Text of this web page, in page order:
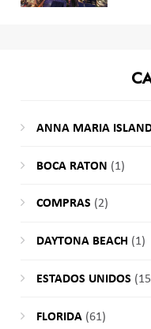
ANNA MARIA
BOCA RATON (1)
COMPRAS (2)
DAYTONA BEACH (1)
ESTADOS UNIDOS
FLORIDA(61)